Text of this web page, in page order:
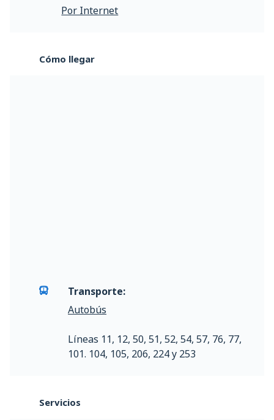
Por Internet
Cómo llegar
Transporte:
Autobús
Líneas 11, 12, 50, 51, 52, 54, 57, 76, 77,
101. 104, 105, 206, 224 y 253
Servicios